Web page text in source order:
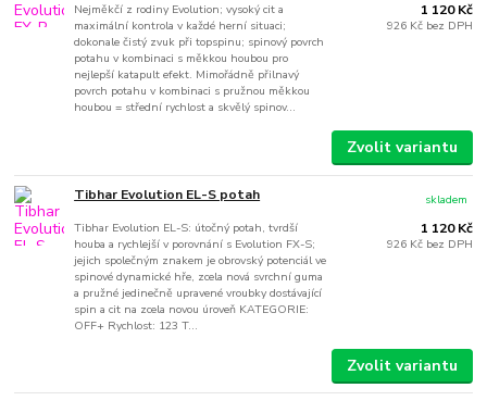
Nejměkčí z rodiny Evolution; vysoký cit a
maximální kontrola v každé herní situaci;
dokonale čistý zvuk při topspinu; spinový povrch
potahu v kombinaci s měkkou houbou pro
nejlepší katapult efekt. Mimořádně přilnavý
povrch potahu v kombinaci s pružnou měkkou
houbou = střední rychlost a skvělý spinov...
1 120 Kč
926 Kč bez DPH
Zvolit variantu
Tibhar Evolution EL-S potah
Tibhar Evolution EL-S: útočný potah, tvrdší
houba a rychlejší v porovnání s Evolution FX-S;
jejich společným znakem je obrovský potenciál ve
spinové dynamické hře, zcela nová svrchní guma
a pružné jedinečně upravené vroubky dostávající
spin a cit na zcela novou úroveň KATEGORIE:
OFF+ Rychlost: 123 T...
1 120 Kč
926 Kč bez DPH
skladem
Zvolit variantu